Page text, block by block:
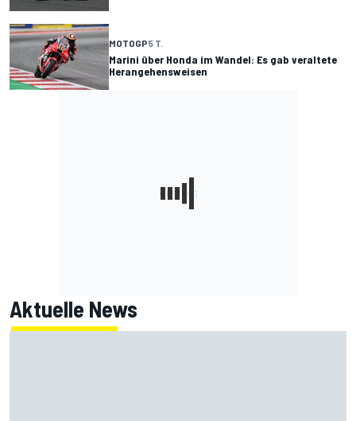
MOTOGP5 T.
Marini über Honda im Wandel: Es gab veraltete
Herangehensweisen
Aktuelle News